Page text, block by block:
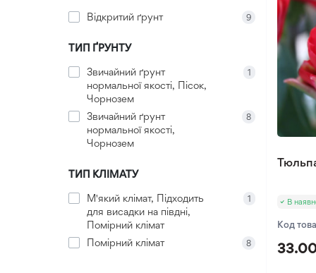
Хлідантус
Хохлатка
Еукоміс
Фрезія
Відкритий ґрунт
9
ТИП ҐРУНТУ
Звичайний ґрунт
нормальної якості, Пісок,
Чорнозем
1
Звичайний ґрунт
нормальної якості,
Чорнозем
8
ТИП КЛІМАТУ
М'який клімат, Підходить
для висадки на півдні,
Помірний клімат
1
Помірний клімат 8
В
Код